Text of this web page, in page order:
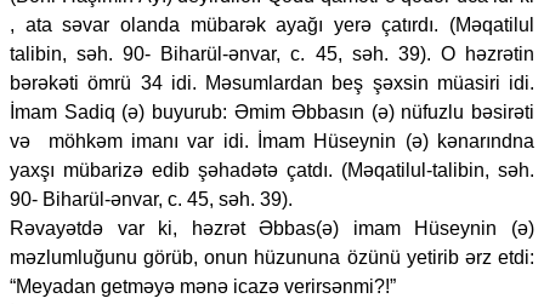
, ata səvar olanda mübarək ayağı yerə çatırdı. (Məqatilul
talibin, səh. 90- Biharül-ənvar, c. 45, səh. 39). O həzrətin
bərəkəti ömrü 34 idi. Məsumlardan beş şəxsin müasiri idi.
İmam Sadiq (ə) buyurub: Əmim Əbbasın (ə) nüfuzlu bəsirəti
və möhkəm imanı var idi. İmam Hüseynin (ə) kənarındna
yaxşı mübarizə edib şəhadətə çatdı. (Məqatilul-talibin, səh.
90- Biharül-ənvar, c. 45, səh. 39).
Rəvayətdə var ki, həzrət Əbbas(ə) imam Hüseynin (ə)
məzlumluğunu görüb, onun hüzununa özünü yetirib ərz etdi:
“Meyadan getməyə mənə icazə verirsənmi?!”